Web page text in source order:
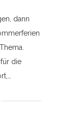
dann
die